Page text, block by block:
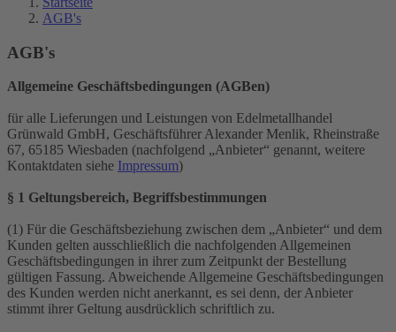
AGB's
AGB's
Allgemeine Geschäftsbedingungen (AGBen)
für alle Lieferungen und Leistungen von Edelmetallhandel
Grünwald GmbH, Geschäftsführer Alexander Menlik, Rheinstraße
67, 65185 Wiesbaden (nachfolgend „Anbieter“ genannt, weitere
Kontaktdaten siehe Impressum)
§ 1 Geltungsbereich, Begriffsbestimmungen
(1) Für die Geschäftsbeziehung zwischen dem „Anbieter“ und dem
Kunden gelten ausschließlich die nachfolgenden Allgemeinen
Geschäftsbedingungen in ihrer zum Zeitpunkt der Bestellung
gültigen Fassung. Abweichende Allgemeine Geschäftsbedingungen
des Kunden werden nicht anerkannt, es sei denn, der Anbieter
stimmt ihrer Geltung ausdrücklich schriftlich zu.